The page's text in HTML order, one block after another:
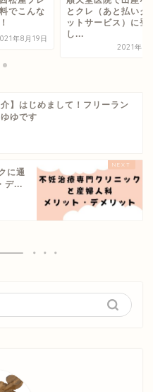
でこんな
年8月19日
とクレ（あと払いク
ットサービス）に登
し...
2021年8
介】はじめまして！フリーラン
ゆです
に通
デ...